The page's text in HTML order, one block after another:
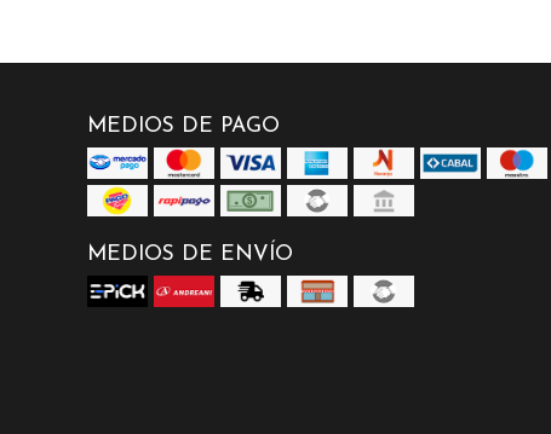
MEDIOS DE PAGO
MEDIOS DE ENVÍO